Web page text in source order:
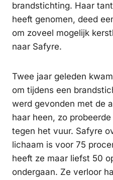
brandstichting. Haar
heeft genomen, deed
om zoveel mogelijk
naar Safyre.
Twee jaar geleden
om tijdens een
werd gevonden met de
haar heen, zo
tegen het vuur. Safyre
lichaam is voor 75
heeft ze maar liefst 50
ondergaan. Ze verloor